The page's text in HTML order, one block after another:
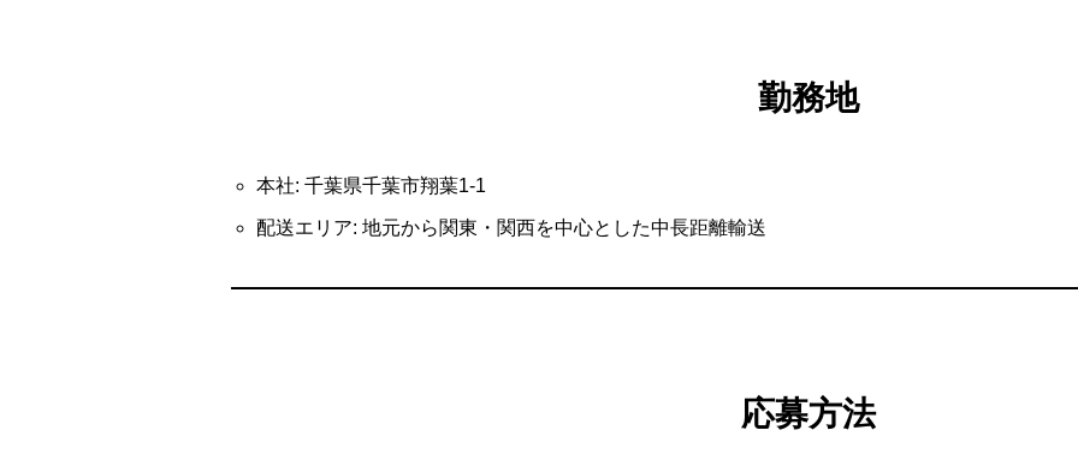
勤務地
本社: 千葉県千葉市翔葉1-1
配送エリア: 地元から関東・関西を中心とした中長距離輸送
応募方法